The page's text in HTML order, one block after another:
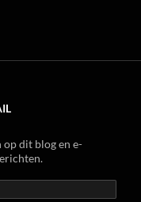
dit blog en e-